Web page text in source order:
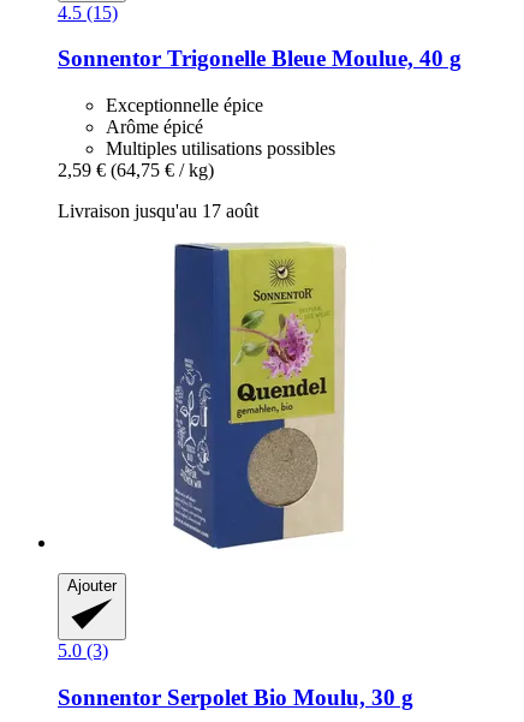
4.5 (15)
Sonnentor Trigonelle Bleue Moulue, 40 g
Exceptionnelle épice
Arôme épicé
Multiples utilisations possibles
2,59 € (64,75 € / kg)
Livraison jusqu'au 17 août
Ajouter
5.0 (3)
Sonnentor Serpolet Bio Moulu, 30 g